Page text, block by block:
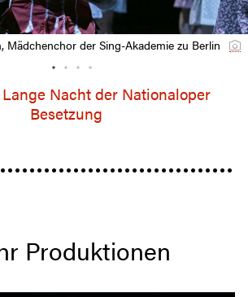
Mädchenchor der Sing-Akademie zu Berlin
Nacht der Nationaloper
Besetzung
Produktionen